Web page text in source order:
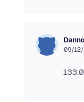
09/12/